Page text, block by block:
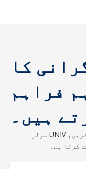
کا
فراہم
ہیں۔
مختلف صارفین کے لیے مختلف حل فراہم کریں، UNIV سولر
کرتا ہے۔